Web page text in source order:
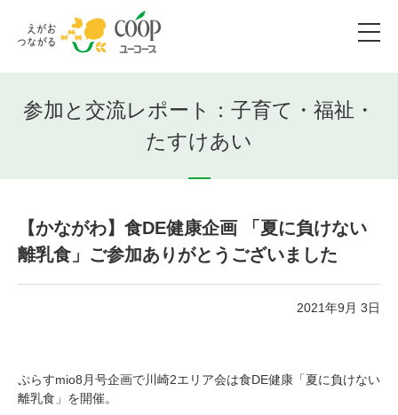
参加と交流レポート：子育て・福祉・
たすけあい
【かながわ】食DE健康企画 「夏に負けない
離乳食」ご参加ありがとうございました
2021年9月 3日
ぷらすmio8月号企画で川崎2エリア会は食DE健康「夏に負けない
離乳食」を開催。